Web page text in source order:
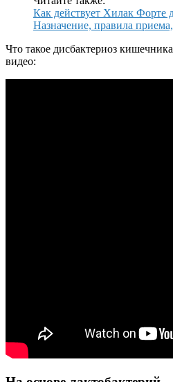
Как действует Хилак Форте
Назначение, правила
Что такое дисбактериоз
видео: